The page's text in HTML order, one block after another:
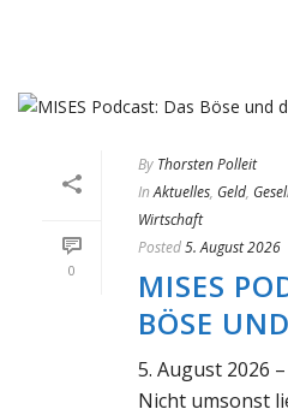
0
By Thorsten Polleit
In Aktuelles, Geld,
Wirtschaft
Posted5. August 2026
MISES
BÖSE
5. August 2026
Nicht umsonst